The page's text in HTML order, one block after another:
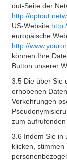
out-Seite der
http://
US-Website
europäische
http://
können Ihre
Button unserer
3.5 Die über Sie
erhobenen
Vorkehrungen
zum
3.6 Indem Sie in
klicken,